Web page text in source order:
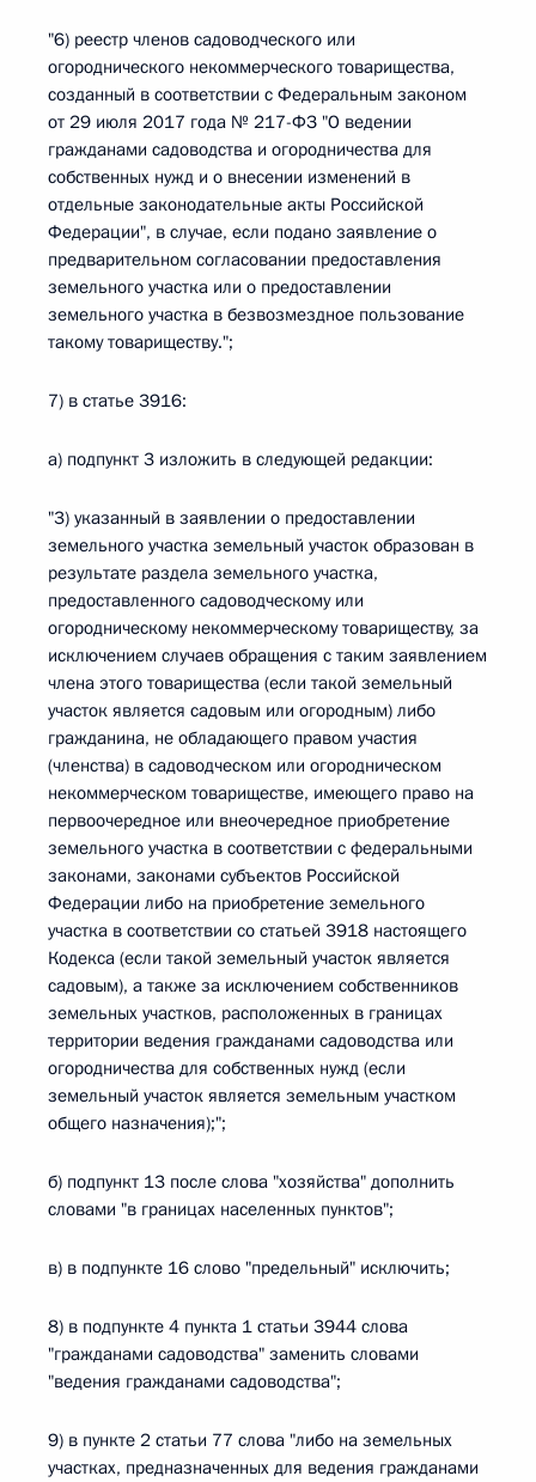
"6) реестр членов садоводческого или
огороднического некоммерческого товарищества,
созданный в соответствии с Федеральным законом
от 29 июля 2017 года № 217-ФЗ "О ведении
гражданами садоводства и огородничества для
собственных нужд и о внесении изменений в
отдельные законодательные акты Российской
Федерации", в случае, если подано заявление о
предварительном согласовании предоставления
земельного участка или о предоставлении
земельного участка в безвозмездное пользование
такому товариществу.";
7) в статье 3916:
а) подпункт 3 изложить в следующей редакции:
"3) указанный в заявлении о предоставлении
земельного участка земельный участок образован в
результате раздела земельного участка,
предоставленного садоводческому или
огородническому некоммерческому товариществу, за
исключением случаев обращения с таким заявлением
члена этого товарищества (если такой земельный
участок является садовым или огородным) либо
гражданина, не обладающего правом участия
(членства) в садоводческом или огородническом
некоммерческом товариществе, имеющего право на
первоочередное или внеочередное приобретение
земельного участка в соответствии с федеральными
законами, законами субъектов Российской
Федерации либо на приобретение земельного
участка в соответствии со статьей 3918 настоящего
Кодекса (если такой земельный участок является
садовым), а также за исключением собственников
земельных участков, расположенных в границах
территории ведения гражданами садоводства или
огородничества для собственных нужд (если
земельный участок является земельным участком
общего назначения);";
б) подпункт 13 после слова "хозяйства" дополнить
словами "в границах населенных пунктов";
в) в подпункте 16 слово "предельный" исключить;
8) в подпункте 4 пункта 1 статьи 3944 слова
"гражданами садоводства" заменить словами
"ведения гражданами садоводства";
9) в пункте 2 статьи 77 слова "либо на земельных
участках, предназначенных для ведения гражданами